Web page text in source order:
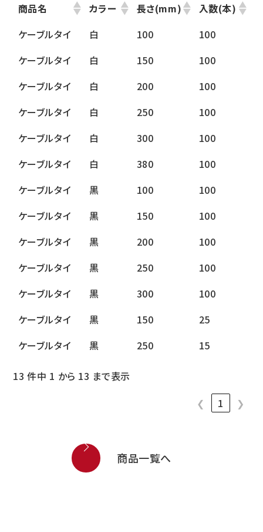
商品名 カラー 長さ(mm)
入数(本)
ケーブルタイ
白 100
100
ケーブルタイ
白 150
100
ケーブルタイ
白 200
100
ケーブルタイ
白 250
100
ケーブルタイ
白 300
100
ケーブルタイ
白 380
100
ケーブルタイ
黒 100
100
ケーブルタイ
黒 150
100
ケーブルタイ
黒 200
100
ケーブルタイ
黒 250
100
ケーブルタイ
黒 300
100
ケーブルタイ
黒 150
25
ケーブルタイ
黒 250 15
13 件中 1 から 13 まで表示
❮
1 ❯
商品一覧へ